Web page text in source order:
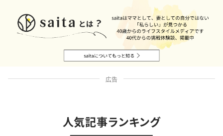
広告
人気記事ランキング